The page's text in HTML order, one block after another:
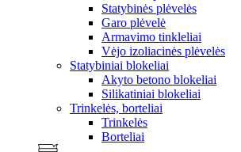
Statybinės plėvelės
Garo plėvelė
Armavimo tinkleliai
Vėjo izoliacinės plėvelės
Statybiniai blokeliai
Akyto betono blokeliai
Silikatiniai blokeliai
Trinkelės, borteliai
Trinkelės
Borteliai